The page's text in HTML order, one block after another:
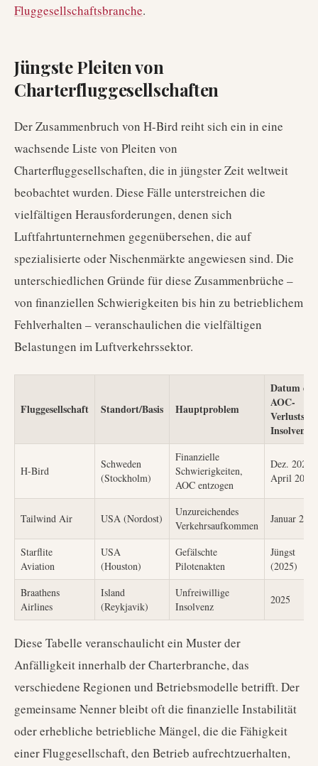
Fluggesellschaftsbranche.
Jüngste Pleiten von
Charterfluggesellschaften
Der Zusammenbruch von H-Bird reiht sich ein in eine
wachsende Liste von Pleiten von
Charterfluggesellschaften, die in jüngster Zeit weltweit
beobachtet wurden. Diese Fälle unterstreichen die
vielfältigen Herausforderungen, denen sich
Luftfahrtunternehmen gegenübersehen, die auf
spezialisierte oder Nischenmärkte angewiesen sind. Die
unterschiedlichen Gründe für diese Zusammenbrüche –
von finanziellen Schwierigkeiten bis hin zu betrieblichem
Fehlverhalten – veranschaulichen die vielfältigen
Belastungen im Luftverkehrssektor.
Fluggesellschaft Standort/Basis Hauptproblem
Datum des
AOC-
Verlusts/
Insolvenz
H-Bird
Schweden
(Stockholm)
Finanzielle
Schwierigkeiten,
AOC entzogen
Dez. 2025 /
April 2026
Tailwind Air USA (Nordost)
Unzureichendes
Verkehrsaufkommen
Januar 2025
Starflite
Aviation
USA
(Houston)
Gefälschte
Pilotenakten
Jüngst
(2025)
Braathens
Airlines
Island
(Reykjavik)
Unfreiwillige
Insolvenz
2025
Diese Tabelle veranschaulicht ein Muster der
Anfälligkeit innerhalb der Charterbranche, das
verschiedene Regionen und Betriebsmodelle betrifft. Der
gemeinsame Nenner bleibt oft die finanzielle Instabilität
oder erhebliche betriebliche Mängel, die die Fähigkeit
einer Fluggesellschaft, den Betrieb aufrechtzuerhalten,